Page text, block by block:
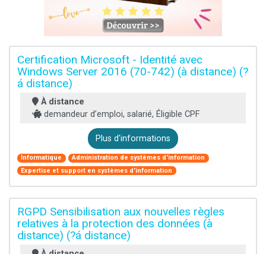
Certification Microsoft - Identité avec
Windows Server 2016 (70-742) (à distance) (?
á distance)
À distance
demandeur d’emploi, salarié, Éligible CPF
Plus d'informations
Informatique
Administration de systèmes d'information
Expertise et support en systèmes d'information
RGPD Sensibilisation aux nouvelles règles
relatives à la protection des données (à
distance) (?á distance)